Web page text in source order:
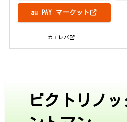
カエレバ
au PAY マーケット
ビクトリノ